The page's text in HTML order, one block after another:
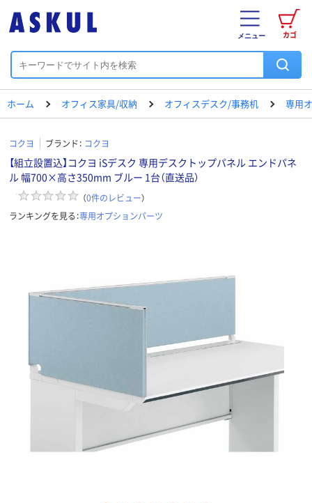
カゴ
メニュー
ホーム オフィス家具/収納 オフィスデスク/事務机 専用
コクヨ ブランド： コクヨ
【組立設置込】コクヨ iSデスク 専用デスクトップパネル エンドパネ
ル 幅700×高さ350mm ブルー 1台（直送品）
（0件のレビュー）
ランキングを見る：専用オプションパーツ